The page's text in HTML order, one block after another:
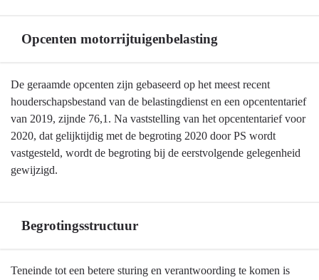
uitkering
van
het
provinciefonds
Opcenten motorrijtuigenbelasting
Terug
naar
navigatie
Algemene
grondslagen
Opcenten
De geraamde opcenten zijn gebaseerd op het meest recent
houderschapsbestand van de belastingdienst en een opcententarief
van 2019, zijnde 76,1. Na vaststelling van het opcententarief voor
2020, dat gelijktijdig met de begroting 2020 door PS wordt
vastgesteld, wordt de begroting bij de eerstvolgende gelegenheid
gewijzigd.
Begrotingsstructuur
Terug
Teneinde tot een betere sturing en verantwoording te komen is